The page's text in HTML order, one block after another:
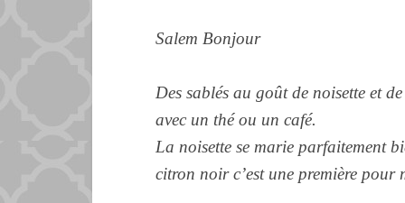
Salem Bonjour
Des sablés au goût de noisette et
avec un thé ou un café.
La noisette se marie parfaitement
citron noir c’est une première pour